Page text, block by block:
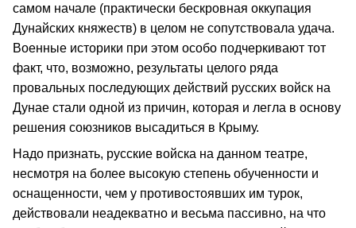
самом начале (практически бескровная оккупация
Дунайских княжеств) в целом не сопутствовала удача.
Военные историки при этом особо подчеркивают тот
факт, что, возможно, результаты целого ряда
провальных последующих действий русских войск на
Дунае стали одной из причин, которая и легла в основу
решения союзников высадиться в Крыму.
Надо признать, русские войска на данном театре,
несмотря на более высокую степень обученности и
оснащенности, чем у противостоявших им турок,
действовали неадекватно и весьма пассивно, на что